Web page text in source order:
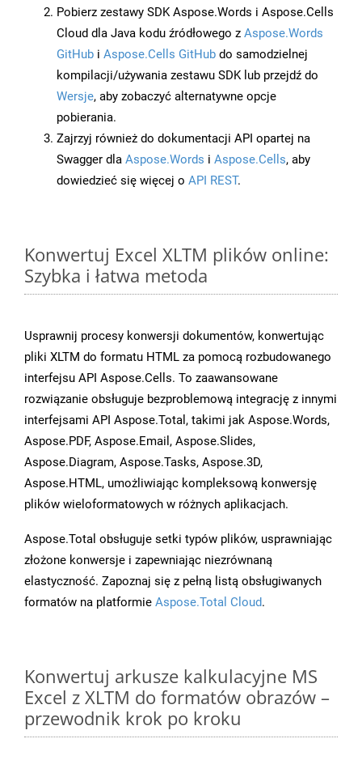
Pobierz zestawy SDK Aspose.Words i Aspose.Cells
Cloud dla Java kodu źródłowego z Aspose.Words
GitHub i Aspose.Cells GitHub do samodzielnej
kompilacji/używania zestawu SDK lub przejdź do
Wersje, aby zobaczyć alternatywne opcje
pobierania.
Zajrzyj również do dokumentacji API opartej na
Swagger dla Aspose.Words i Aspose.Cells, aby
dowiedzieć się więcej o API REST.
Konwertuj Excel XLTM plików online:
Szybka i łatwa metoda
Usprawnij procesy konwersji dokumentów, konwertując
pliki XLTM do formatu HTML za pomocą rozbudowanego
interfejsu API Aspose.Cells. To zaawansowane
rozwiązanie obsługuje bezproblemową integrację z innymi
interfejsami API Aspose.Total, takimi jak Aspose.Words,
Aspose.PDF, Aspose.Email, Aspose.Slides,
Aspose.Diagram, Aspose.Tasks, Aspose.3D,
Aspose.HTML, umożliwiając kompleksową konwersję
plików wieloformatowych w różnych aplikacjach.
Aspose.Total obsługuje setki typów plików, usprawniając
złożone konwersje i zapewniając niezrównaną
elastyczność. Zapoznaj się z pełną listą obsługiwanych
formatów na platformie Aspose.Total Cloud.
Konwertuj arkusze kalkulacyjne MS
Excel z XLTM do formatów obrazów –
przewodnik krok po kroku